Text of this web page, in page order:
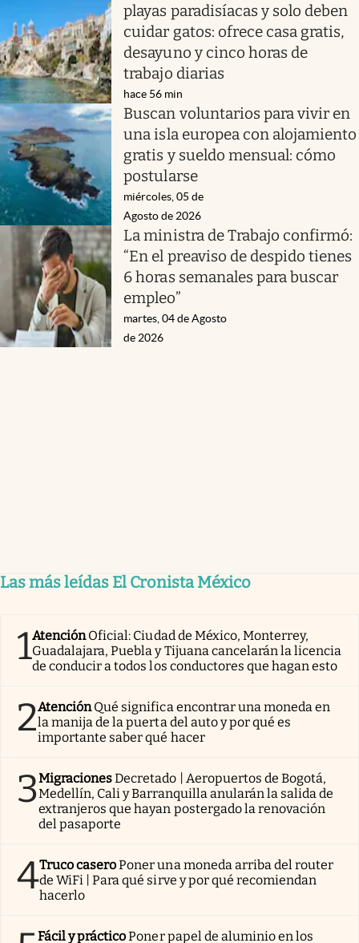
playas paradisíacas y solo deben
cuidar gatos: ofrece casa gratis,
desayuno y cinco horas de
trabajo diarias
hace 56 min
Buscan voluntarios para vivir en
una isla europea con alojamiento
gratis y sueldo mensual: cómo
postularse
miércoles, 05 de
Agosto de 2026
La ministra de Trabajo confirmó:
“En el preaviso de despido tienes
6 horas semanales para buscar
empleo”
martes, 04 de Agosto
de 2026
Las más leídas El Cronista México
1AtenciónOficial: Ciudad de México, Monterrey,
Guadalajara, Puebla y Tijuana cancelarán la licencia
de conducir a todos los conductores que hagan esto
2AtenciónQué significa encontrar una moneda en
la manija de la puerta del auto y por qué es
importante saber qué hacer
3MigracionesDecretado | Aeropuertos de Bogotá,
Medellín, Cali y Barranquilla anularán la salida de
extranjeros que hayan postergado la renovación
del pasaporte
4Truco caseroPoner una moneda arriba del router
de WiFi | Para qué sirve y por qué recomiendan
hacerlo
Fácil y prácticoPoner papel de aluminio en los